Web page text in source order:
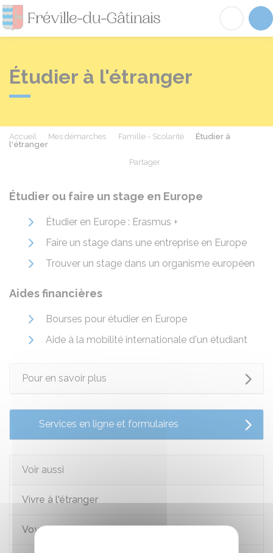
Fréville-du-
Étudier à l'étranger
Accueil Mes démarches Famille - Scolarité
Étudier à
l'étranger
Partager
Étudier ou faire un stage en Europe
Étudier en Europe : Erasmus +
Faire un stage dans une entreprise en Europe
Trouver un stage dans un organisme européen
Aides financières
Bourses pour étudier en Europe
Aide à la mobilité internationale d'un étudiant
Pour en savoir plus
Services en ligne et formulaires
Voir aussi
Vivre à l'étranger
Voyager à l'étranger